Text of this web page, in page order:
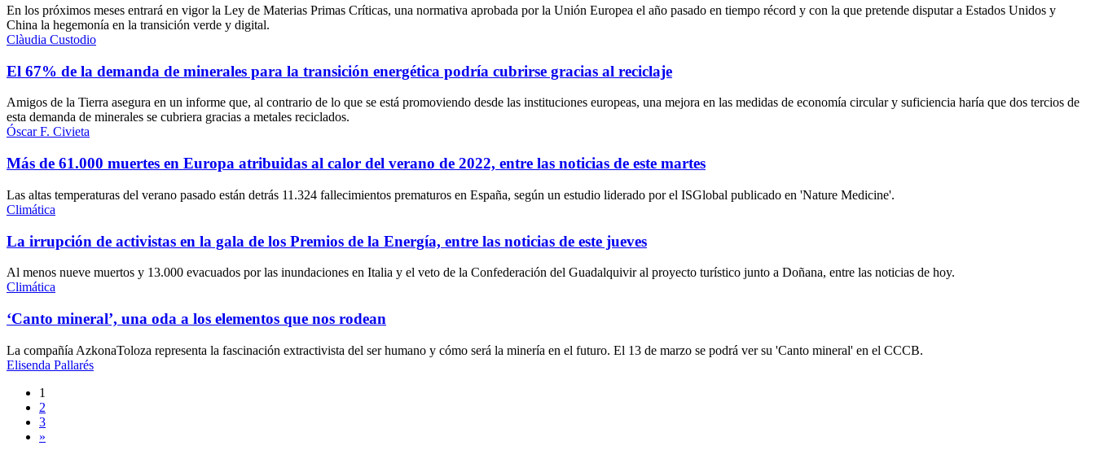
En los próximos meses entrará en vigor la Ley de Materias Primas Críticas, una normativa aprobada por la Unión Europea el año pasado en tiempo récord y con la que pretende disputar a Estados Unidos y
China la hegemonía en la transición verde y digital.
Clàudia Custodio
El 67% de la demanda de minerales para la transición energética podría cubrirse gracias al reciclaje
Amigos de la Tierra asegura en un informe que, al contrario de lo que se está promoviendo desde las instituciones europeas, una mejora en las medidas de economía circular y suficiencia haría que dos tercios de
esta demanda de minerales se cubriera gracias a metales reciclados.
Óscar F. Civieta
Más de 61.000 muertes en Europa atribuidas al calor del verano de 2022, entre las noticias de este martes
Las altas temperaturas del verano pasado están detrás 11.324 fallecimientos prematuros en España, según un estudio liderado por el ISGlobal publicado en 'Nature Medicine'.
Climática
La irrupción de activistas en la gala de los Premios de la Energía, entre las noticias de este jueves
Al menos nueve muertos y 13.000 evacuados por las inundaciones en Italia y el veto de la Confederación del Guadalquivir al proyecto turístico junto a Doñana, entre las noticias de hoy.
Climática
‘Canto mineral’, una oda a los elementos que nos rodean
La compañía AzkonaToloza representa la fascinación extractivista del ser humano y cómo será la minería en el futuro. El 13 de marzo se podrá ver su 'Canto mineral' en el CCCB.
Elisenda Pallarés
Navegación
entradas
1
2
3
»